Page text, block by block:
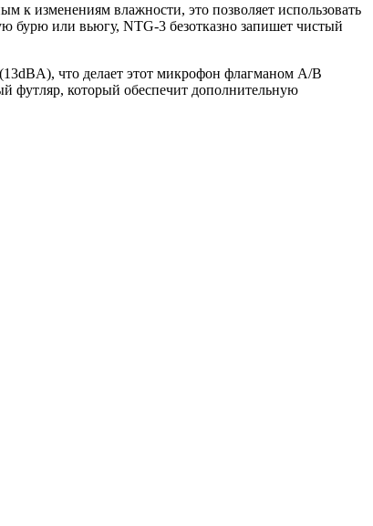
изменениям влажности, это позволяет использовать
бурю или вьюгу, NTG-3 безотказно запишет чистый
что делает этот микрофон флагманом А/В
футляр, который обеспечит дополнительную